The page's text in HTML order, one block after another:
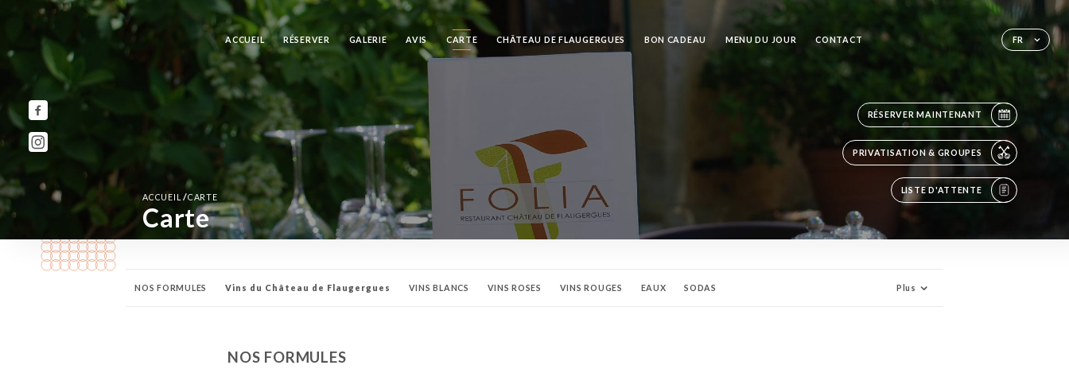
FR
ACCUEIL RÉSERVER GALERIE AVIS CARTE CHÂTEAU DE FLAUGERGUES BON CADEAU MENU DU JOUR CONTACT
RÉSERVER MAINTENANT
PRIVATISATION & GROUPES
LISTE D'ATTENTE
ACCUEIL/CARTE
Carte
NOS FORMULES Vins du Château de Flaugergues VINS BLANCS VINS ROSES VINS ROUGES EAUX SODAS Plus
NOS FORMULES